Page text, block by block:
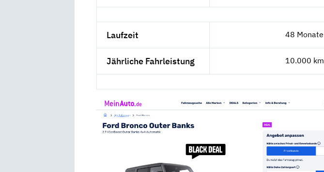
Laufzeit 48 Monate
Jährliche Fahrleistung 10.000 km